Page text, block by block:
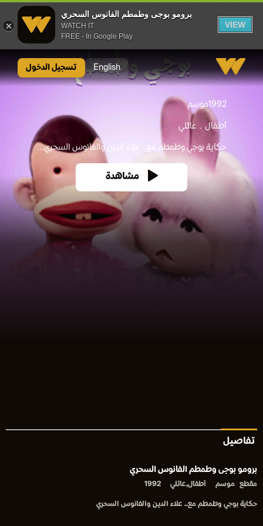
برومو بوجى وطمطم الفانوس السحري
WATCH IT
FREE - In Google Play
VIEW
English تسجيل الدخول
1992موسم
أطفال عائلي
حكاية بوجي وطمطم مع.. علاء الدين والفانوس السحري...
مشاهدة
تفاصيل
برومو بوجى وطمطم الفانوس السحري
مقطع موسم أطفال,عائلي 1992
حكاية بوجي وطمطم مع.. علاء الدين والفانوس السحري